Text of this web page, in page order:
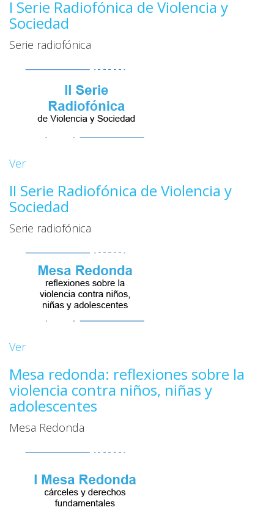
I Serie Radiofónica de Violencia y
Sociedad
Serie radiofónica
Ver
II Serie Radiofónica de Violencia y
Sociedad
Serie radiofónica
Ver
Mesa redonda: reflexiones sobre la
violencia contra niños, niñas y
adolescentes
Mesa Redonda